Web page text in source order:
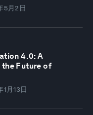
5月2日
4.0: A
Future of
月13日